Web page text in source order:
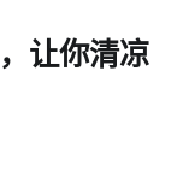
让你清凉